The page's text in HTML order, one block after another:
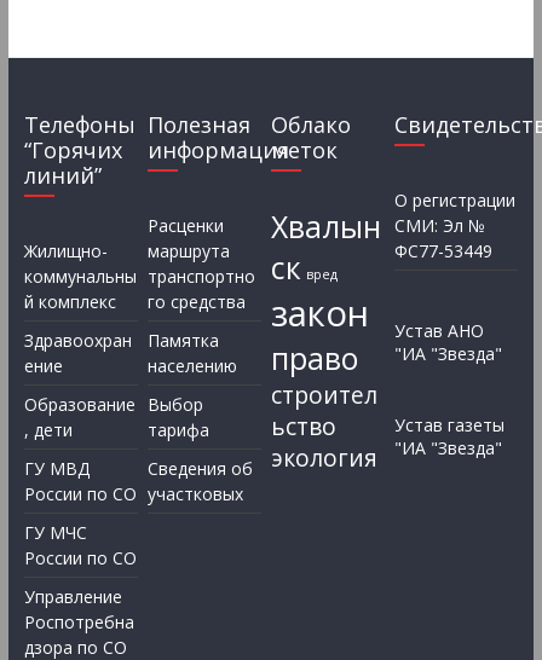
Телефоны
“Горячих
линий”
Жилищно-
коммунальны
й комплекс
Здравоохран
ение
Образование
, дети
ГУ МВД
России по СО
ГУ МЧС
России по СО
Управление
Роспотребна
дзора по СО
Полезная
информация
Расценки
маршрута
транспортно
го средства
Памятка
населению
Выбор
тарифа
Сведения об
участковых
Облако
меток
Хвалын
ск вред
закон
право
строител
ьство
экология
О регистрации
СМИ: Эл №
ФС77-53449
Устав АНО
"ИА "Звезда"
Устав газеты
"ИА "Звезда"